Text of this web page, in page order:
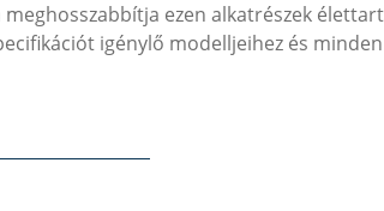
ezen alkatrészek
igénylő modelljeihez és